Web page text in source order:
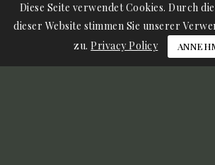
Diese Seite verwendet Cookies. Durch
dieser Website stimmen Sie unserer
zu. Privacy Policy